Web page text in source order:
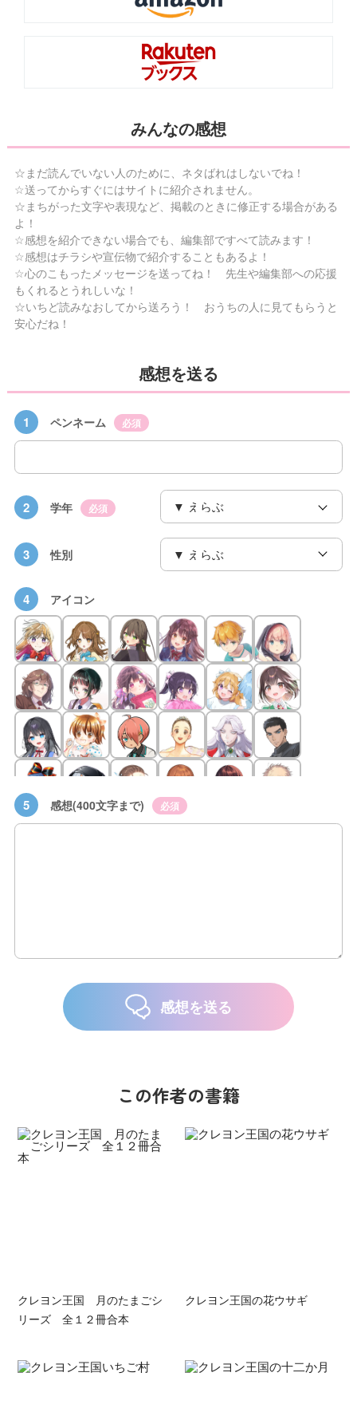
みんなの感想
☆まだ読んでいない人のために、ネタばれはしないでね！
☆送ってからすぐにはサイトに紹介されません。
☆まちがった文字や表現など、掲載のときに修正する場合がある
よ！
☆感想を紹介できない場合でも、編集部ですべて読みます！
☆感想はチラシや宣伝物で紹介することもあるよ！
☆心のこもったメッセージを送ってね！ 先生や編集部への応援
もくれるとうれしいな！
☆いちど読みなおしてから送ろう！ おうちの人に見てもらうと
安心だね！
感想を送る
1 ペンネーム 必須
2 学年 必須
3 性別
4 アイコン
5 感想(400文字まで) 必須
感想を送る
この作者の書籍
クレヨン王国 月のたまごシ
リーズ 全１２冊合本
クレヨン王国の花ウサギ